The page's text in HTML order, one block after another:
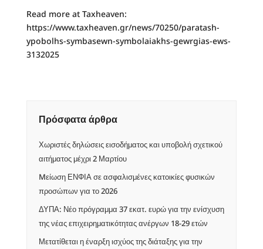
Read more at Taxheaven:
https://www.taxheaven.gr/news/70250/paratash-
ypobolhs-symbasewn-symbolaiakhs-gewrgias-ews-
3132025
Πρόσφατα άρθρα
Χωριστές δηλώσεις εισοδήματος και υποβολή σχετικού
αιτήματος μέχρι 2 Μαρτίου
Mείωση ΕΝΦΙΑ σε ασφαλισμένες κατοικίες φυσικών
προσώπων για το 2026
ΔΥΠΑ: Νέο πρόγραμμα 37 εκατ. ευρώ για την ενίσχυση
της νέας επιχειρηματικότητας ανέργων 18-29 ετών
Μετατίθεται η έναρξη ισχύος της διάταξης για την